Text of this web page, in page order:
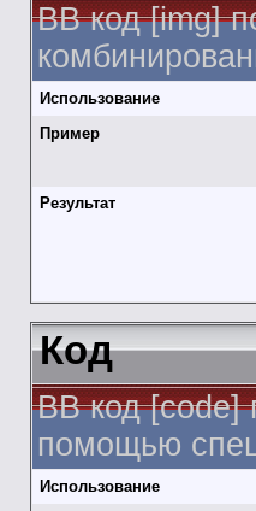
BB код [img]
Использование
Пример
Результат
Код
BB код [code]
помощью
Использование